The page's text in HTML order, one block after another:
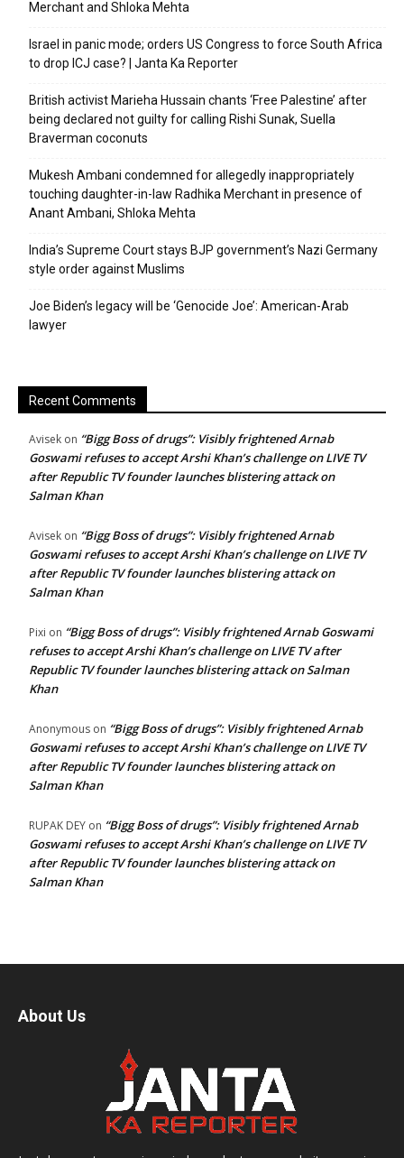
Merchant and Shloka Mehta
Israel in panic mode; orders US Congress to force South Africa
to drop ICJ case? | Janta Ka Reporter
British activist Marieha Hussain chants ‘Free Palestine’ after
being declared not guilty for calling Rishi Sunak, Suella
Braverman coconuts
Mukesh Ambani condemned for allegedly inappropriately
touching daughter-in-law Radhika Merchant in presence of
Anant Ambani, Shloka Mehta
India’s Supreme Court stays BJP government’s Nazi Germany
style order against Muslims
Joe Biden’s legacy will be ‘Genocide Joe’: American-Arab
lawyer
Recent Comments
Avisek on “Bigg Boss of drugs”: Visibly frightened Arnab
Goswami refuses to accept Arshi Khan’s challenge on LIVE TV
after Republic TV founder launches blistering attack on
Salman Khan
Avisek on “Bigg Boss of drugs”: Visibly frightened Arnab
Goswami refuses to accept Arshi Khan’s challenge on LIVE TV
after Republic TV founder launches blistering attack on
Salman Khan
Pixi on “Bigg Boss of drugs”: Visibly frightened Arnab Goswami
refuses to accept Arshi Khan’s challenge on LIVE TV after
Republic TV founder launches blistering attack on Salman
Khan
Anonymous on “Bigg Boss of drugs”: Visibly frightened Arnab
Goswami refuses to accept Arshi Khan’s challenge on LIVE TV
after Republic TV founder launches blistering attack on
Salman Khan
RUPAK DEY on “Bigg Boss of drugs”: Visibly frightened Arnab
Goswami refuses to accept Arshi Khan’s challenge on LIVE TV
after Republic TV founder launches blistering attack on
Salman Khan
About Us